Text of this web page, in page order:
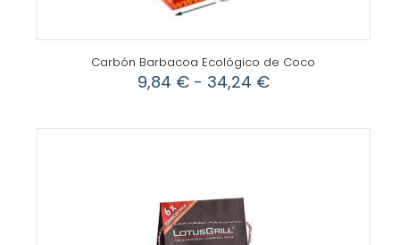
Carbón Barbacoa Ecológico de Coco
9,84 € - 34,24 €Rango
desde